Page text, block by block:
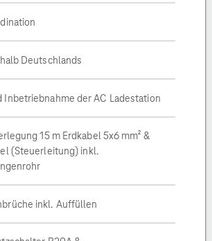
Deutschlands
Inbetriebnahme der AC Ladestation
15 m Erdkabel 5x6 mm² &
(Steuerleitung) inkl.
inkl. Auffüllen